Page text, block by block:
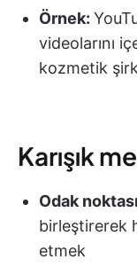
Örnek:
videolarını
kozmetik
Karışık
Odak
birleştirerek
etmek